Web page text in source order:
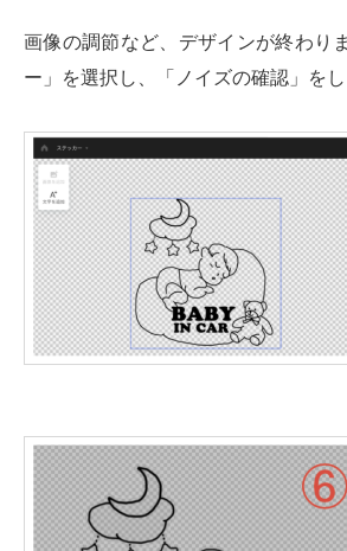
画像の調節など、デザインが終わり
ー」を選択し、「ノイズの確認」をし